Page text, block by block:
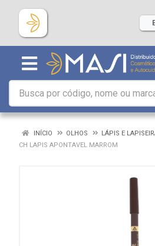
INÍCIO OLHOS
LÁPIS E
CH LAPIS APONTAVEL MARROM